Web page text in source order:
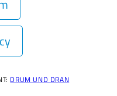
DRUM UND DRAN